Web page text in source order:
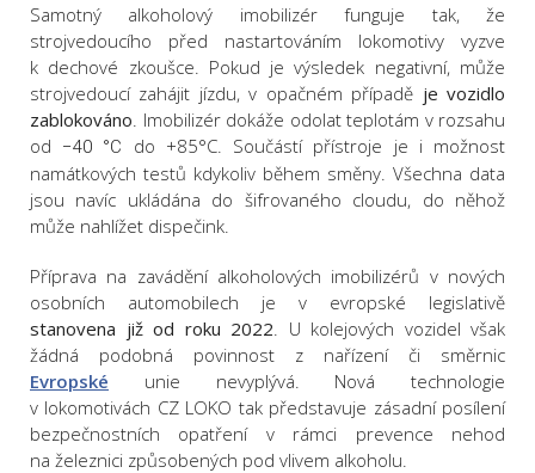
Samotný alkoholový imobilizér funguje tak, že
strojvedoucího před nastartováním lokomotivy vyzve
k dechové zkoušce. Pokud je výsledek negativní, může
strojvedoucí zahájit jízdu, v opačném případě je vozidlo
zablokováno . Imobilizér dokáže odolat teplotám v rozsahu
od −40 °C do +85°C. Součástí přístroje je i možnost
namátkových testů kdykoliv během směny. Všechna data
jsou navíc ukládána do šifrovaného cloudu, do něhož
může nahlížet dispečink.
Příprava na zavádění alkoholových imobilizérů v nových
osobních automobilech je v evropské legislativě
stanovena již od roku 2022 . U kolejových vozidel však
žádná podobná povinnost z nařízení či směrnic
Evropské unie nevyplývá. Nová technologie
v lokomotivách CZ LOKO tak představuje zásadní posílení
bezpečnostních opatření v rámci prevence nehod
na železnici způsobených pod vlivem alkoholu.